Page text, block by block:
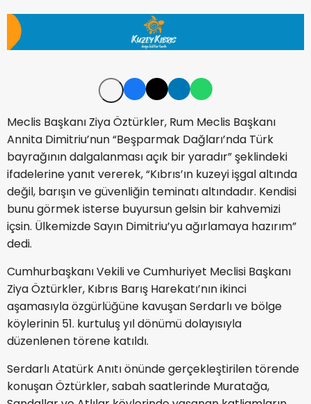
Meclis Başkanı Ziya Öztürkler, Rum Meclis Başkanı
Annita Dimitriu’nun “Beşparmak Dağları’nda Türk
bayrağının dalgalanması açık bir yaradır” şeklindeki
ifadelerine yanıt vererek, “Kıbrıs’ın kuzeyi işgal altında
değil, barışın ve güvenliğin teminatı altındadır. Kendisi
bunu görmek isterse buyursun gelsin bir kahvemizi
içsin. Ülkemizde Sayın Dimitriu’yu ağırlamaya hazırım”
dedi.
Cumhurbaşkanı Vekili ve Cumhuriyet Meclisi Başkanı
Ziya Öztürkler, Kıbrıs Barış Harekatı’nın ikinci
aşamasıyla özgürlüğüne kavuşan Serdarlı ve bölge
köylerinin 51. kurtuluş yıl dönümü dolayısıyla
düzenlenen törene katıldı.
Serdarlı Atatürk Anıtı önünde gerçekleştirilen törende
konuşan Öztürkler, sabah saatlerinde Muratağa,